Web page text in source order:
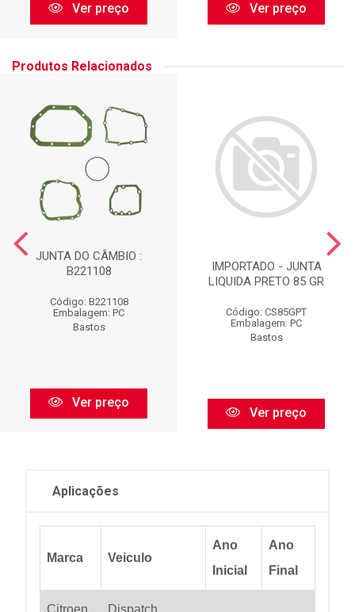
Ver preço Ver preço
Produtos Relacionados
JUNTA DO CÂMBIO :
B221108
Código: B221108
Embalagem: PC
Bastos
Ver preço
IMPORTADO - JUNTA
LIQUIDA PRETO 85 GR
Código: CS85GPT
Embalagem: PC
Bastos
Ver preço
Aplicações
Marca Veiculo
Ano
Inicial
Ano
Final
Citroen Dispatch